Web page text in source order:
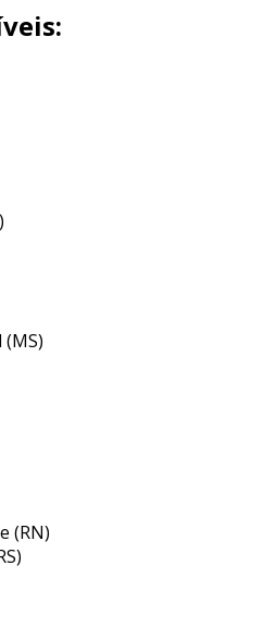
influenciar na
exemplo, cabides
um aspecto
os de plástico
econômicos.
comprar cabides
a variedade
atender às
cada usuário.
comprar
é uma excelente
economia e
onde você pode
incluem:
que produzem
muitas vezes
para
além de uma gama
(RN)